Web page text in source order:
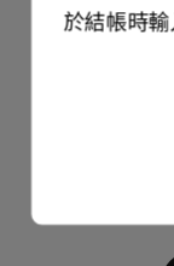
型應用程
手機間
功能，
於結帳時